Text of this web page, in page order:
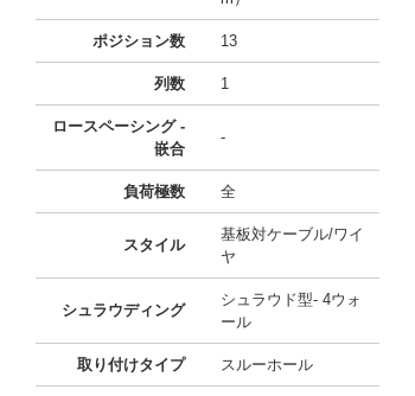
ポジション数 13
列数 1
ロースペーシング -
嵌合
-
負荷極数 全
スタイル
基板対ケーブル/ワイ
ヤ
シュラウディング
シュラウド型- 4ウォ
ール
取り付けタイプ スルーホール